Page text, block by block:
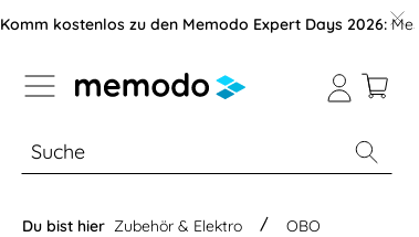
der B2B-Plattform springen
Komm kostenlos zu den Memodo Expert Days 2026:
% Sale Module Wechselrichter
Du bist hier Zubehör & Elektro OBO